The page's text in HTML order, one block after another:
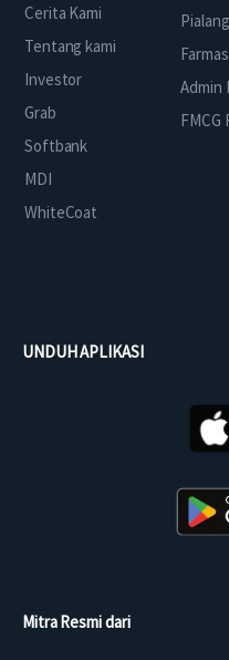
Cerita Kami
Tentang kami
Investor
Grab
Softbank
MDI
WhiteCoat
Admin
FMCG
UNDUH APLIKASI
Mitra Resmi dari